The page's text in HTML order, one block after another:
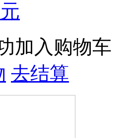
加入购物车
去结算